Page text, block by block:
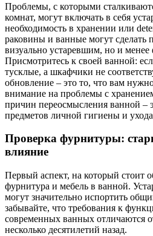
Проблемы, с которыми
комнат, могут включать в себя
необходимость в хранении или
раковины и ванные могут сделать
визуально устаревшим, но и
Присмотритесь к своей ванной:
тусклые, а шкафчики не
обновление – это то, что вам
внимание на проблемы с
причин переосмысления ванной –
предметов личной гигиены и
Проверка фурнитуры:
влияние
Первый аспект, на который стоит
фурнитура и мебель в ванной.
могут значительно испортить
забывайте, что требования к
современных ванных отличаются
несколько десятилетий назад.